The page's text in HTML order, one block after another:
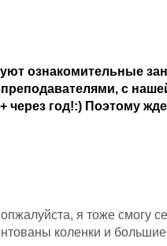
ознакомительные
преподавателями, с
через год!:) Поэтому
я тоже смогу
коленки и